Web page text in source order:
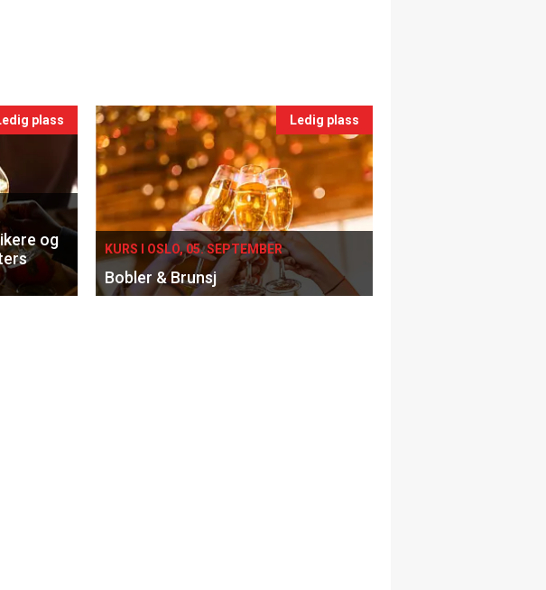
plass
og
Ledig plass
KURS I OSLO, 05. SEPTEMBER
Bobler & Brunsj